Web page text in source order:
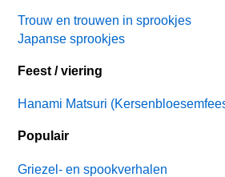
Trouw en trouwen in sprookjes
Japanse sprookjes
Feest / viering
Hanami Matsuri
Populair
Griezel- en spookverhalen